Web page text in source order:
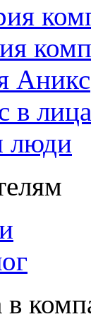
Аникс
в
люди
в